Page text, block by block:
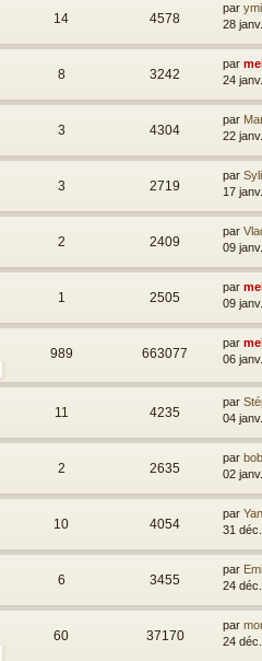
14 4578
par
28
8 3242
par
24
3 4304
par
22
3 2719
par
17
2 2409
par
09
1 2505
par
09
989 663077
par
06
11 4235
par
04
2 2635
par
02
10 4054
par
31
6 3455
par
24
60 37170
par
24